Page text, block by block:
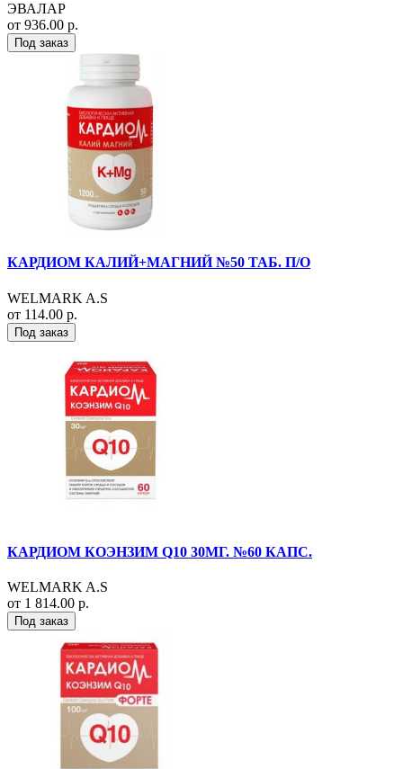
ЭВАЛАР
от 936.00 р.
Под заказ
КАРДИОМ КАЛИЙ+МАГНИЙ №50 ТАБ. П/О
WELMARK A.S
от 114.00 р.
Под заказ
КАРДИОМ КОЭНЗИМ Q10 30МГ. №60 КАПС.
WELMARK A.S
от 1 814.00 р.
Под заказ